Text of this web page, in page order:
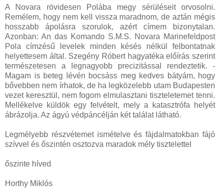
A Novara rövidesen Polába megy sérüléseit orvosolni.
Remélem, hogy nem kell vissza maradnom, de aztán mégis
hosszabb ápolásra szorulok, azért címem bizonytalan.
Azonban: An das Komando S.M.S. Novara Marinefeldpost
Pola címzésű levelek minden késés nélkül felbontatnak
helyettesem által. Szegény Róbert hagyatéka előírás szerint
természetesen a legnagyobb precizitással rendeztetik. -
Magam is beteg lévén bocsáss meg kedves bátyám, hogy
bővebben nem írhatok, de ha legközelebb utam Budapesten
vezet keresztül, nem fogom elmulasztani tiszteletemet tenni.
Mellékelve küldök egy felvételt, mely a katasztrófa helyét
ábrázolja. Az ágyú védpáncélján két találat látható.
Legmélyebb részvétemet ismételve és fájdalmatokban fájó
szívvel és őszintén osztozva maradok mély tisztelettel
őszinte híved
Horthy Miklós